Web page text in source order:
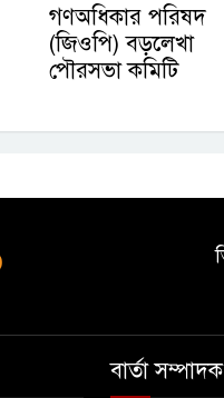
গণঅধিকার পরিষদ
(জিওপি) বড়লেখা
পৌরসভা কমিটি
বার্তা